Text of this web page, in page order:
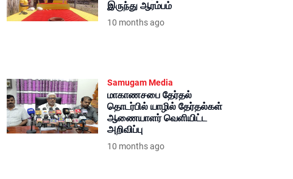
இருந்து ஆரம்பம்
10 months ago
Samugam Media
மாகாணசபை தேர்தல்
தொடர்பில் யாழில் தேர்தல்கள்
ஆணையாளர் வெளியிட்ட
அறிவிப்பு
10 months ago